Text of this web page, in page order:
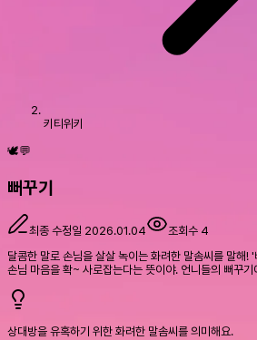
키티위키
🕊️💬
뻐꾸기
최종 수정일 2026.01.04 조회수 4
달콤한 말로 손님을 살살 녹이는 화려한 말솜씨를 말해!
손님 마음을 확~ 사로잡는다는 뜻이야. 언니들의 뻐꾸기
상대방을 유혹하기 위한 화려한 말솜씨를 의미해요.